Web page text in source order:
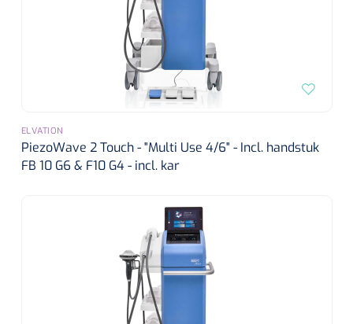
ELVATION
PiezoWave 2 Touch - "Multi Use 4/6" - Incl. handstuk
FB 10 G6 & F10 G4 - incl. kar